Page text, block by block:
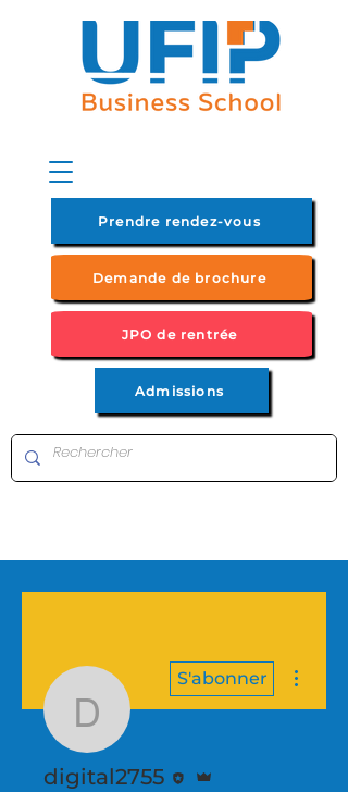
Prendre rendez-vous
Demande de brochure
JPO de rentrée
Admissions
digital2755
S'abonner
digital2755